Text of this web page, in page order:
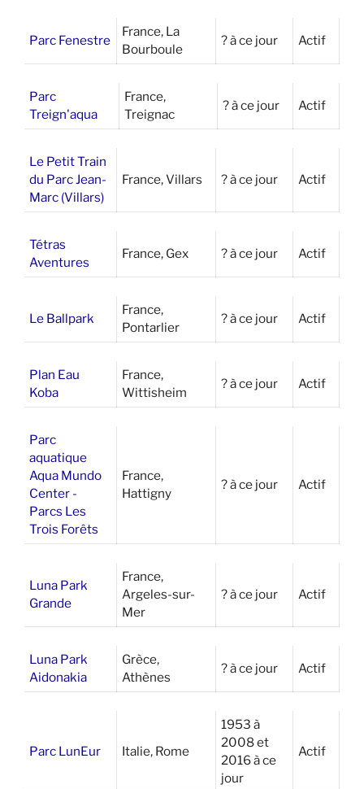
Parc Fenestre
France, La
Bourboule
? à ce jour Actif
Parc
Treign'aqua
France,
Treignac
? à ce jour Actif
Le Petit Train
du Parc Jean-
Marc (Villars)
France, Villars ? à ce jour Actif
Tétras
Aventures
France, Gex ? à ce jour Actif
Le Ballpark
France,
Pontarlier
? à ce jour Actif
Plan Eau
Koba
France,
Wittisheim
? à ce jour Actif
Parc
aquatique
Aqua Mundo
Center -
Parcs Les
Trois Forêts
France,
Hattigny
? à ce jour Actif
Luna Park
Grande
France,
Argeles-sur-
Mer
? à ce jour Actif
Luna Park
Aidonakia
Grèce,
Athènes
? à ce jour Actif
Parc LunEur Italie, Rome
1953 à
2008 et
2016 à ce
jour
Actif